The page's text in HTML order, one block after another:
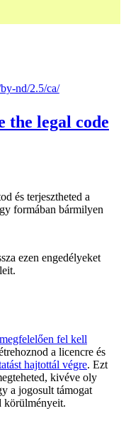
nd/2.5/ca/
the legal code
és terjesztheted a
formában bármilyen
ezen engedélyeket
fel kell
a licencre és
hajtottál végre. Ezt
kivéve oly
a jogosult támogat
körülményeit.